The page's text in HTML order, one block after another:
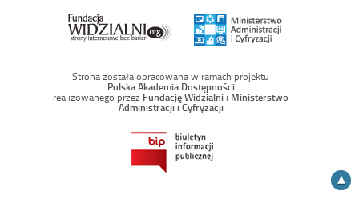
oknie
Strona została opracowana w ramach projektu
Polska Akademia Dostępności
realizowanego przez Fundację Widzialni i Ministerstwo
Administracji i Cyfryzacji
Do
góry